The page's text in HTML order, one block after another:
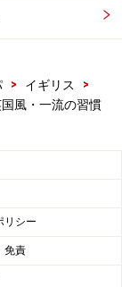
> イギリス
>
風・一流の習慣
リシー
免責